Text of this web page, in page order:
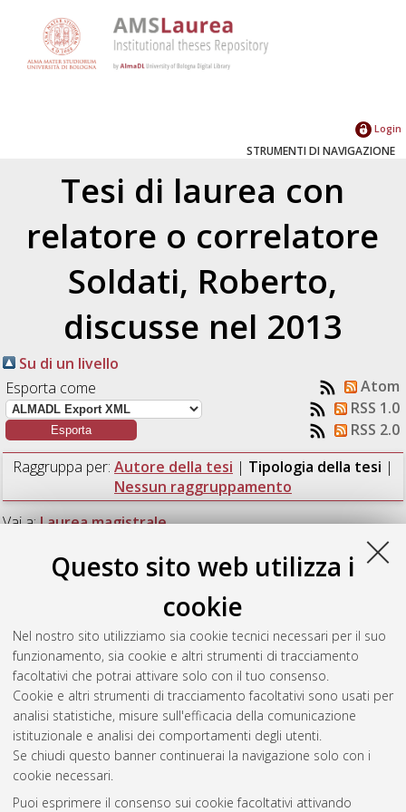
Questo sito web utilizza i
cookie
Nel nostro sito utilizziamo sia cookie tecnici necessari per il suo
funzionamento, sia cookie e altri strumenti di tracciamento
facoltativi che potrai attivare solo con il tuo consenso.
Cookie e altri strumenti di tracciamento facoltativi sono usati per
analisi statistiche, misure sull'efficacia della comunicazione
istituzionale e analisi dei comportamenti degli utenti.
Se chiudi questo banner continuerai la navigazione solo con i
cookie necessari.
Puoi esprimere il consenso sui cookie facoltativi attivando
Login
STRUMENTI DI NAVIGAZIONE
Tesi di laurea con
relatore o correlatore
Soldati, Roberto,
discusse nel 2013
Su di un livello
Esporta come
Atom
RSS 1.0
RSS 2.0
Raggruppa per: Autore della tesi | Tipologia della tesi |
Nessun raggruppamento
Vai a:Laurea magistrale
Numero di documenti:1.
Laurea magistrale
Specchia, Caterina(2013) Vector Fields in a Rindler Space.
[Laurea magistrale], Università di Bologna, Corso di Studio in
Fisica [LM-DM270]
Questa lista e' stata generata ilFri Aug 7 14:05:22 2026 CEST
Atom